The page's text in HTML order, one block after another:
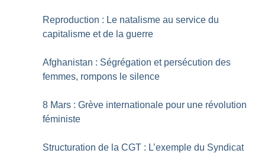
Reproduction : Le natalisme au service du
capitalisme et de la guerre
Afghanistan : Ségrégation et persécution des
femmes, rompons le silence
8 Mars : Grève internationale pour une révolution
féministe
Structuration de la CGT : L’exemple du Syndicat